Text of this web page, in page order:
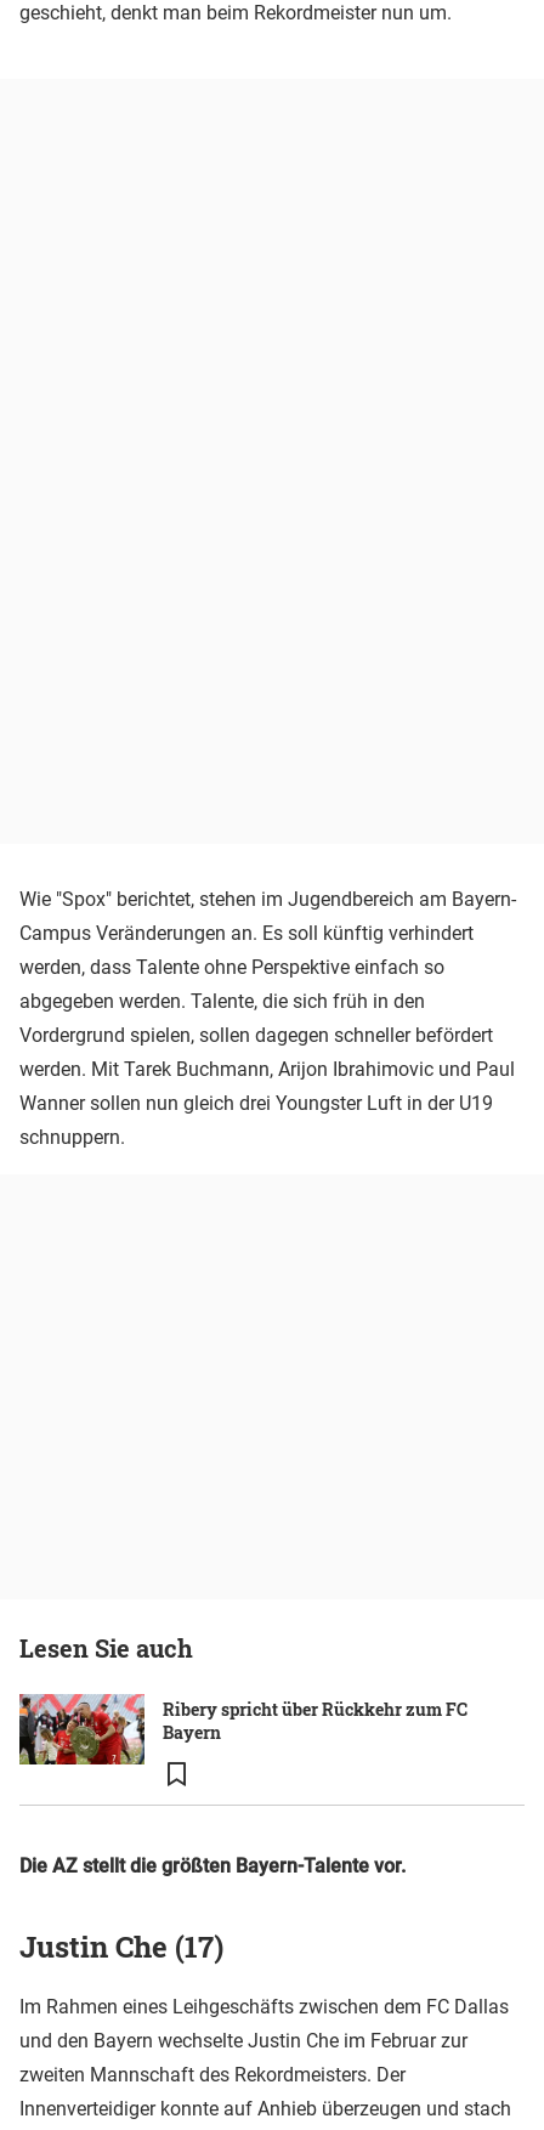
geschieht, denkt man beim Rekordmeister nun um.
Wie "Spox" berichtet, stehen im Jugendbereich am Bayern-
Campus Veränderungen an. Es soll künftig verhindert
werden, dass Talente ohne Perspektive einfach so
abgegeben werden. Talente, die sich früh in den
Vordergrund spielen, sollen dagegen schneller befördert
werden. Mit Tarek Buchmann, Arijon Ibrahimovic und Paul
Wanner sollen nun gleich drei Youngster Luft in der U19
schnuppern.
Lesen Sie auch
Ribery spricht über Rückkehr zum FC
Bayern
Die AZ stellt die größten Bayern-Talente vor.
Justin Che (17)
Im Rahmen eines Leihgeschäfts zwischen dem FC Dallas
und den Bayern wechselte Justin Che im Februar zur
zweiten Mannschaft des Rekordmeisters. Der
Innenverteidiger konnte auf Anhieb überzeugen und stach